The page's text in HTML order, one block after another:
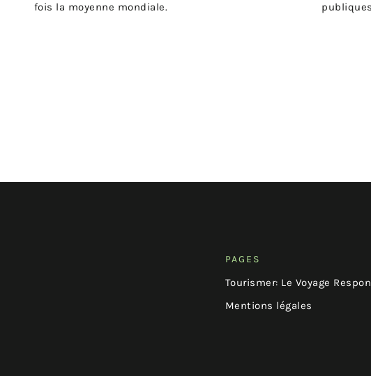
fois la moyenne mondiale.
PAGES
Tourismer: Le Voyage
Mentions légales